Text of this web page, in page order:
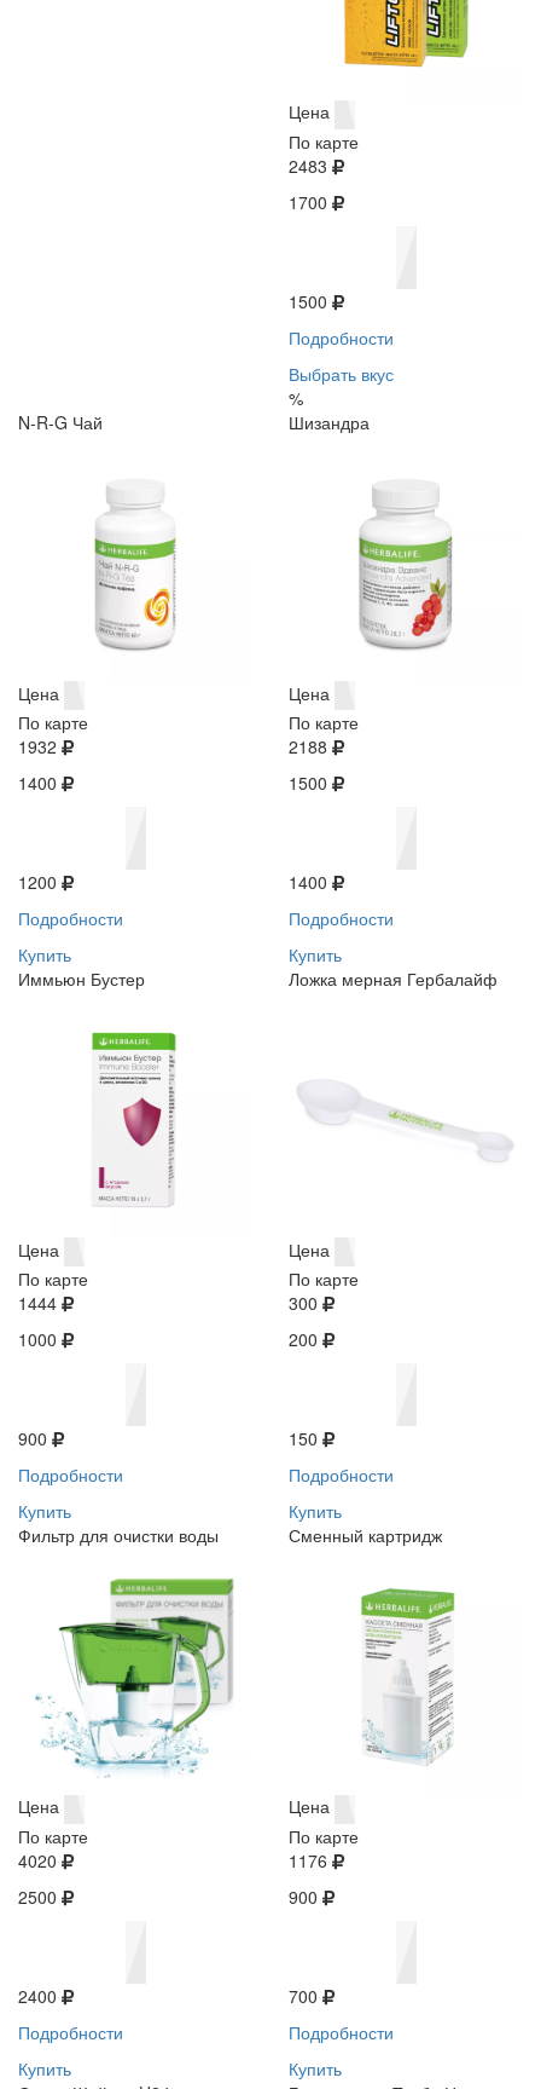
Цена
По карте
2483
1700
1500
Подробности
Выбрать вкус
%
N-R-G Чай
Цена
По карте
1932
1400
1200
Подробности
Купить
Шизандра
Цена
По карте
2188
1500
1400
Подробности
Купить
Иммьюн Бустер
Цена
По карте
1444
1000
900
Подробности
Купить
Ложка мерная Гербалайф
Цена
По карте
300
200
150
Подробности
Купить
Фильтр для очистки воды
Цена
По карте
4020
2500
2400
Подробности
Купить
Сменный картридж
Цена
По карте
1176
900
700
Подробности
Купить